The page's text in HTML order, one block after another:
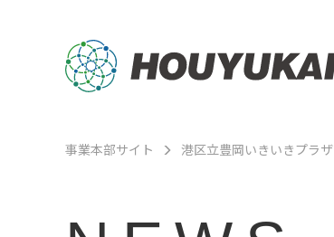
事業本部サイト 港区立豊岡いきいきプラザ